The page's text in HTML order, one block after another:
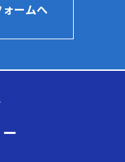
ームへ